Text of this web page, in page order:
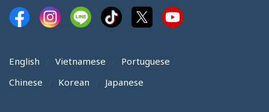
English Vietnamese
Portuguese
Chinese
Korean Japanese